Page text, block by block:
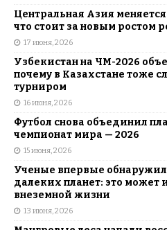
Центральная Азия
что стоит за новым ростом
17 июня, 2026
Узбекистан на ЧМ-2026
почему в Казахстане тоже
турниром
16 июня, 2026
Футбол снова объединил
чемпионат мира — 2026
15 июня, 2026
Ученые впервые
далеких планет: это может
внеземной жизни
13 июня, 2026